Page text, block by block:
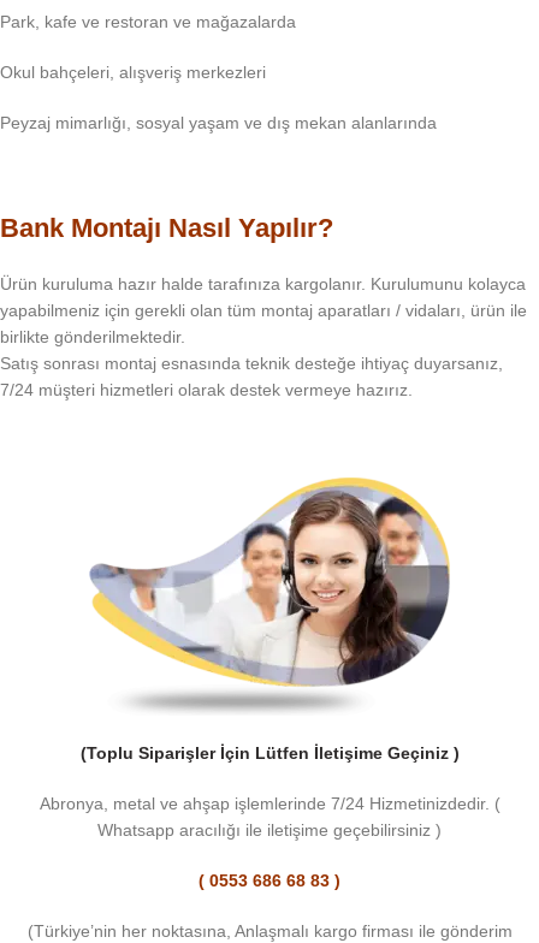
Park, kafe ve restoran ve mağazalarda
Okul bahçeleri, alışveriş merkezleri
Peyzaj mimarlığı, sosyal yaşam ve dış mekan alanlarında
Bank Montajı Nasıl Yapılır?
Ürün kuruluma hazır halde tarafınıza kargolanır. Kurulumunu kolayca
yapabilmeniz için gerekli olan tüm montaj aparatları / vidaları, ürün ile
birlikte gönderilmektedir.
Satış sonrası montaj esnasında teknik desteğe ihtiyaç duyarsanız,
7/24 müşteri hizmetleri olarak destek vermeye hazırız.
(Toplu Siparişler İçin Lütfen İletişime Geçiniz )
Abronya, metal ve ahşap işlemlerinde 7/24 Hizmetinizdedir. (
Whatsapp aracılığı ile iletişime geçebilirsiniz )
( 0553 686 68 83 )
(Türkiye’nin her noktasına, Anlaşmalı kargo firması ile gönderim